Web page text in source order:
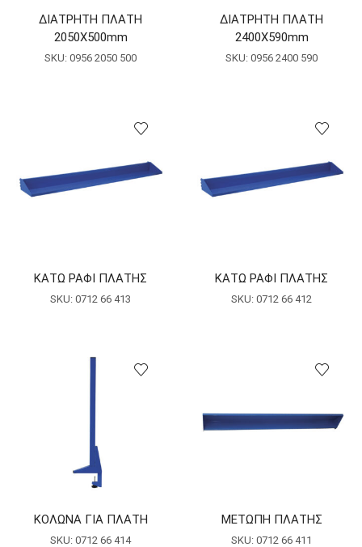
ΔΙΑΤΡΗΤΗ ΠΛΑΤΗ
2050Χ500mm
SKU: 0956 2050 500
ΔΙΑΤΡΗΤΗ ΠΛΑΤΗ
2400Χ590mm
SKU: 0956 2400 590
ΚΑΤΩ ΡΑΦΙ ΠΛΑΤΗΣ
SKU: 0712 66 413
ΚΑΤΩ ΡΑΦΙ ΠΛΑΤΗΣ
SKU: 0712 66 412
ΚΟΛΩΝΑ ΓΙΑ ΠΛΑΤΗ
SKU: 0712 66 414
ΜΕΤΩΠΗ ΠΛΑΤΗΣ
SKU: 0712 66 411